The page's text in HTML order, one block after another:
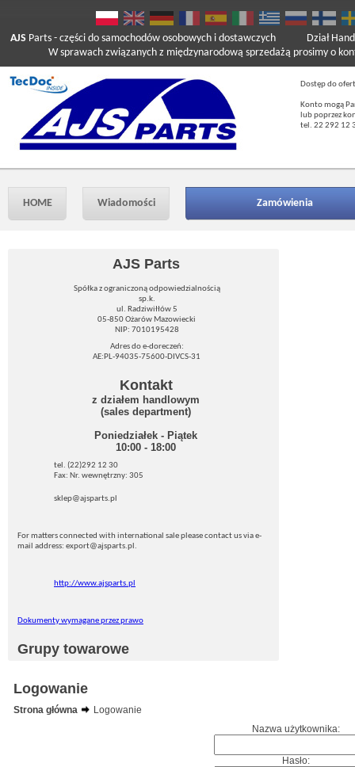
AJS Parts - części do samochodów osobowych i dostawczych
W sprawach związanych z międzynarodową sprzedażą prosimy o
Dział
Dostęp do
Konto mogą
lub poprzez
tel. 22 292 12
HOME Wiadomości Zamówienia
AJS Parts
Spółka z ograniczoną odpowiedzialnością
sp.k.
ul. Radziwiłłów 5
05-850 Ożarów Mazowiecki
NIP: 7010195428
Adres do e-doreczeń:
AE:PL-94035-75600-DIVCS-31
Kontakt
z działem handlowym
(sales department)
Poniedziałek - Piątek
10:00 - 18:00
tel. (22)292 12 30
Fax: Nr. wewnętrzny: 305
sklep@ajsparts.pl
For matters connected with international sale please contact us via e-
mail address: export@ajsparts.pl.
http://www.ajsparts.pl
Dokumenty wymagane przez prawo
Grupy towarowe
Logowanie
Strona główna
Logowanie
Nazwa użytkownika:
Hasło: